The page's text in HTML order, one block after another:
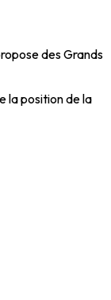
des Grands
la position de la